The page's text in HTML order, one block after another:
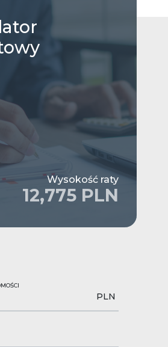
Wysokość raty
12,775 PLN
PLN